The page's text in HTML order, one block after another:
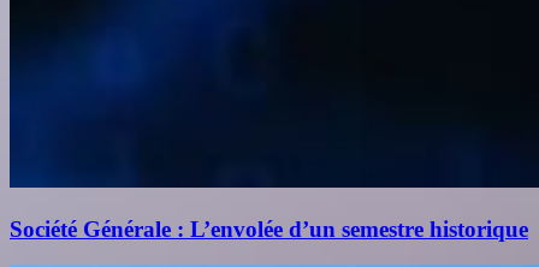
Société Générale : L’envolée d’un semestre historique